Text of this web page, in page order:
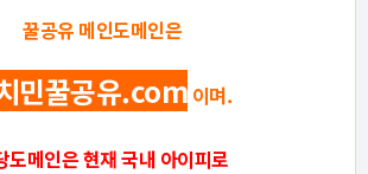
꿀공유 메인도메인은
민꿀공유.com 이며.
도메인은 현재 국내 아이피로